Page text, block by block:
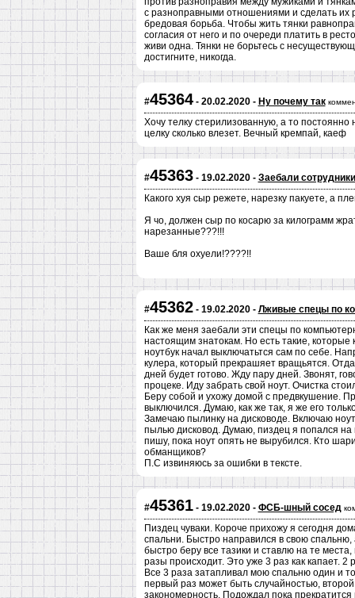
с разноправными отношениями и сделать их
бредовая борьба. Чтобы жить тянки
согласия от него и по очереди платить в
живи одна. Тянки не борьтесь с
достигните, никогда.
#45364- 20.02.2020 - Ну почему так
Хочу телку стерилизованную, а то
целку сколько влезет. Вечный кремпай, каеф
#45363- 19.02.2020 - Заебали
Какого хуя сыр режете, нарезку пакуете, а
Я чо, должен сыр по косарю за килограмм
нарезанные???!!!
Ваше бля охуели!????!!
#45362- 19.02.2020 - Лживые спецы по
Как же меня заебали эти спецы по
настоящим знатокам. Но есть такие,
ноутбук начал выключатьтся сам по себе.
кулера, который прекрашяет вращьятся.
дней будет готово. Жду пару дней. Звонят,
процеке. Иду забрать свой ноут. Очистка
Беру собой и ухожу домой с предвкушение.
выключился. Думаю, как же так, я же его
Замечаю пылинку на дисководе. Включаю
пылью дисковод. Думаю, пиздец я попался
пишу, пока ноут опять не вырубился. Кто
обманщиков?
П.С извиняюсь за ошибки в тексте.
#45361- 19.02.2020 - ФСБ-шный сосед
Пиздец чуваки. Короче прихожу я сегодня
спальни. Быстро направился в свою
быстро беру все тазики и ставлю на те
разы происходит. Это уже 3 раз как капает.
Все 3 раза затапливал мою спальню один и
первый раз может быть случайностью,
закономерность. Подождал пока